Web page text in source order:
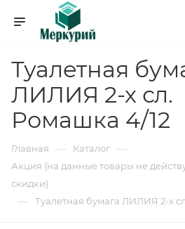
Туалетная
ЛИЛИЯ 2-х сл.
Ромашка 4/12
Главная — Каталог —
Акция (на данные товары не
скидки)
— Туалетная бумага ЛИЛИЯ 2-х